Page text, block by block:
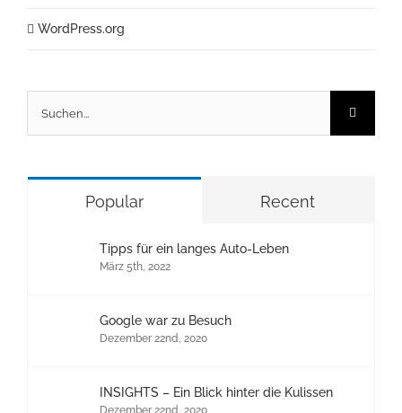
WordPress.org
Popular Recent
Tipps für ein langes Auto-Leben
März 5th, 2022
Google war zu Besuch
Dezember 22nd, 2020
INSIGHTS – Ein Blick hinter die Kulissen
Dezember 22nd, 2020